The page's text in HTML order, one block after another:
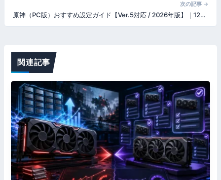
ビ
シ
ン
次の記事 →
原神（PC版）おすすめ設定ガイド【Ver.5対応 / 2026年版】｜120fps化の落とし穴・ナタ/フォンテーヌ重い対策・全設定の最適値
関連記事